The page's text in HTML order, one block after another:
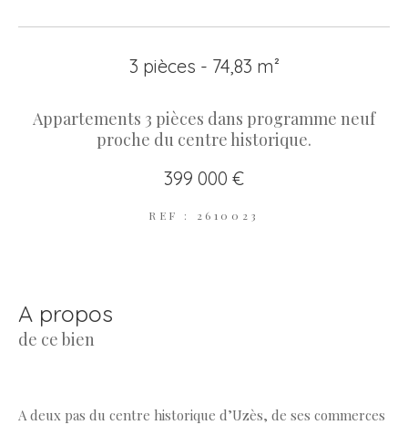
3 pièces - 74,83 m²
Appartements 3 pièces dans programme neuf
proche du centre historique.
399 000 €
REF : 2610023
a propos
de ce bien
A deux pas du centre historique d’Uzès, de ses commerces